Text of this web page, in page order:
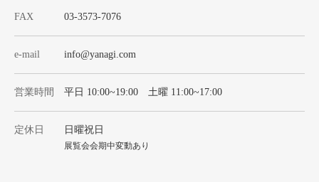
FAX 03-3573-7076
e-mail info@yanagi.com
営業時間 平日 10:00~19:00 土曜 11:00~17:00
定休日 日曜祝日
展覧会会期中変動あり